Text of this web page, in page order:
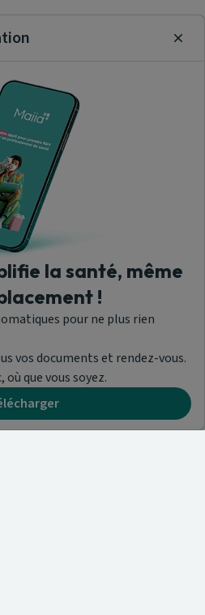
la santé, même
!
pour ne plus rien
vos documents et rendez-vous.
que vous soyez.